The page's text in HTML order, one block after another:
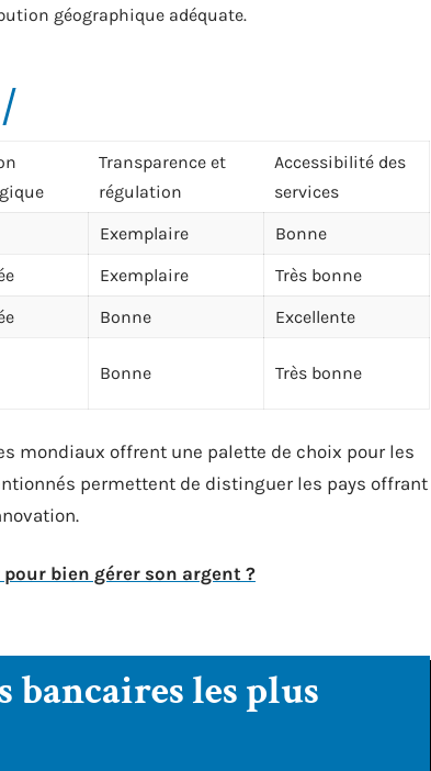
géographique adéquate.
Transparence et
régulation
Accessibilité des
services
Exemplaire
Bonne
Exemplaire
Très bonne
Bonne
Excellente
Bonne Très bonne
mondiaux offrent une palette de choix pour les
permettent de distinguer les pays offrant
bien gérer son argent ?
bancaires les plus